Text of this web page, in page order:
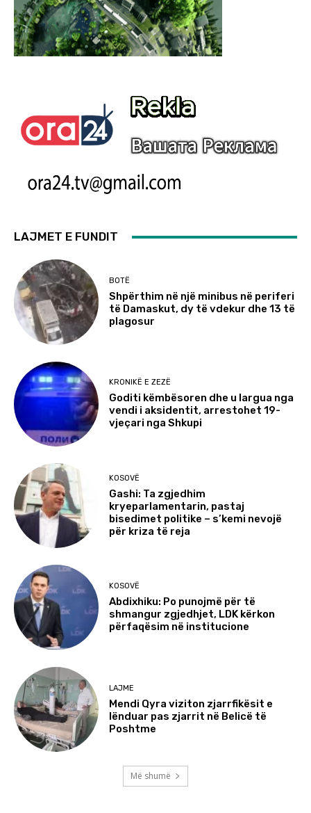
LAJMET E FUNDIT
BOTË
Shpërthim në një minibus në periferi
të Damaskut, dy të vdekur dhe 13 të
plagosur
KRONIKË E ZEZË
Goditi këmbësoren dhe u largua nga
vendi i aksidentit, arrestohet 19-
vjeçari nga Shkupi
KOSOVË
Gashi: Ta zgjedhim
kryeparlamentarin, pastaj
bisedimet politike – s’kemi nevojë
për kriza të reja
KOSOVË
Abdixhiku: Po punojmë për të
shmangur zgjedhjet, LDK kërkon
përfaqësim në institucione
LAJME
Mendi Qyra viziton zjarrfikësit e
lënduar pas zjarrit në Belicë të
Poshtme
Më shumë